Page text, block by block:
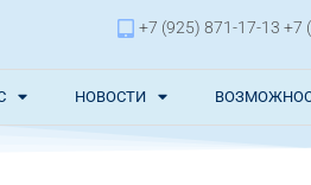
+7 (925) 871-17-13 +7
НОВОСТИ